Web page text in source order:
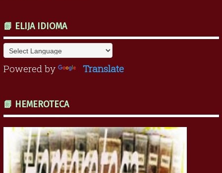
📗 ELIJA IDIOMA
Powered by Translate
📗 HEMEROTECA